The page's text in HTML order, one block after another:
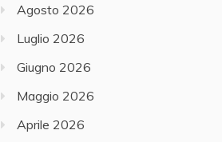
Agosto 2026
Luglio 2026
Giugno 2026
Maggio 2026
Aprile 2026